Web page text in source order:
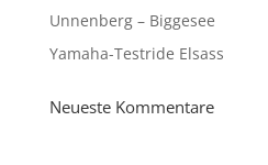
Unnenberg – Biggesee
Yamaha-Testride Elsass
Neueste Kommentare